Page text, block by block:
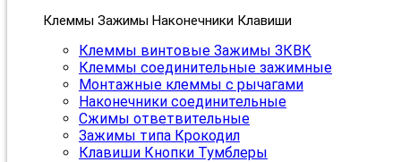
Клеммы Зажимы Наконечники Клавиши
Клеммы винтовые Зажимы ЗКВК
Клеммы соединительные зажимные
Монтажные клеммы с рычагами
Наконечники соединительные
Сжимы ответвительные
Зажимы типа Крокодил
Клавиши Кнопки Тумблеры